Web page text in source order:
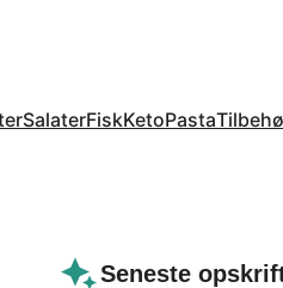
SalaterFiskKetoPasta
Seneste